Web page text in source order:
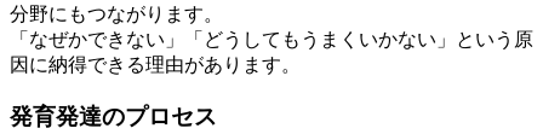
分野にもつながります。
「なぜかできない」「どうしてもうまくいかない」という原
因に納得できる理由があります。
発育発達のプロセス